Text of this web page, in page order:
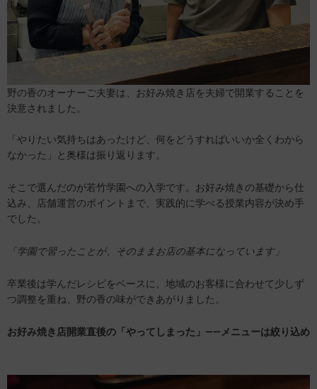
野の香のオーナーご夫妻は、お好み焼き店を夫婦で開業することを
決意されました。
「やりたい気持ちはあったけど、何をどうすればいいか全くわから
なかった」と奥様は振り返ります。
そこで選んだのが若竹学園への入学です。お好み焼きの基礎から仕
込み、店舗運営のポイントまで、実践的に学べる授業内容が決め手
でした。
「学園で習ったことが、そのまま お店の基本になっています」
卒業後は学んだレシピをベースに、地域のお客様に合わせて少しず
つ調整を重ね、野の香の味ができあがりました。
お好み焼き店開業直後の「やってしまった」——メニューは絞り込め